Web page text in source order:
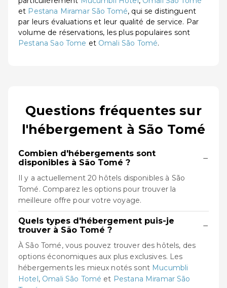
et Pestana Miramar São Tomé, qui se distinguent
par leurs évaluations et leur qualité de service. Par
volume de réservations, les plus populaires sont
Pestana Sao Tome et Omali São Tomé.
Questions fréquentes sur
l'hébergement à São Tomé
Combien d'hébergements sont
disponibles à São Tomé ?
−
Il y a actuellement 20 hôtels disponibles à São
Tomé. Comparez les options pour trouver la
meilleure offre pour votre voyage.
Quels types d'hébergement puis-je
trouver à São Tomé ?
−
À São Tomé, vous pouvez trouver des hôtels, des
options économiques aux plus exclusives. Les
hébergements les mieux notés sont Mucumbli
Hotel, Omali São Tomé et Pestana Miramar São